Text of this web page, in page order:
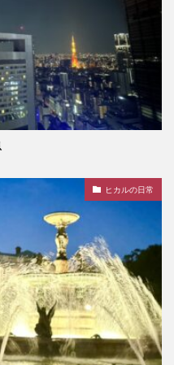
ヒカルの日常